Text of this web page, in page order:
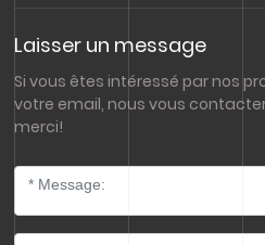
Laisser un message
Si vous êtes intéressé par nos
votre email, nous vous
merci!